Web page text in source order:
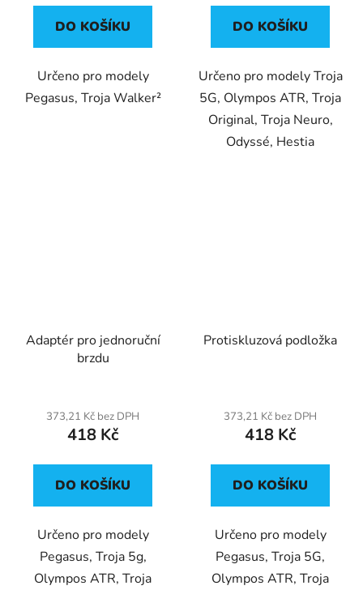
DO KOŠÍKU
Určeno pro modely
Pegasus, Troja Walker²
DO KOŠÍKU
Určeno pro modely Troja
5G, Olympos ATR, Troja
Original, Troja Neuro,
Odyssé, Hestia
Adaptér pro jednoruční
brzdu
373,21 Kč bez DPH
418 Kč
DO KOŠÍKU
Určeno pro modely
Pegasus, Troja 5g,
Olympos ATR, Troja
Protiskluzová podložka
373,21 Kč bez DPH
418 Kč
DO KOŠÍKU
Určeno pro modely
Pegasus, Troja 5G,
Olympos ATR, Troja